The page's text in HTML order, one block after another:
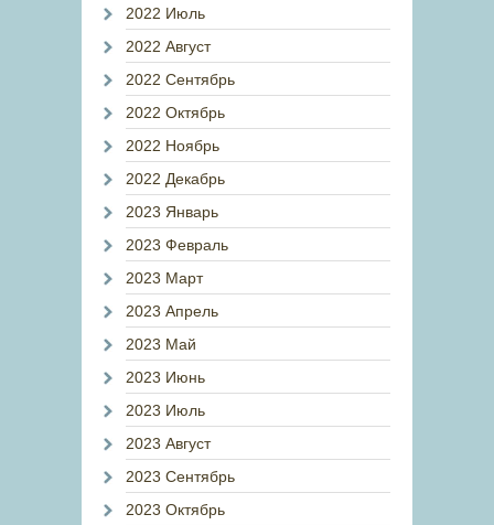
2022 Июль
2022 Август
2022 Сентябрь
2022 Октябрь
2022 Ноябрь
2022 Декабрь
2023 Январь
2023 Февраль
2023 Март
2023 Апрель
2023 Май
2023 Июнь
2023 Июль
2023 Август
2023 Сентябрь
2023 Октябрь